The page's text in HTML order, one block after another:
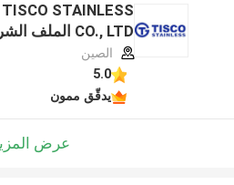
STAINLESS
CO., LTD الملف الشركة المصنعة
الصين
5.0
يدقّق ممون
عرض